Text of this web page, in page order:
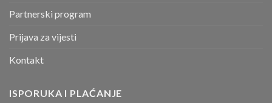
Partnerski program
Prijava za vijesti
Kontakt
ISPORUKA I PLAĆANJE